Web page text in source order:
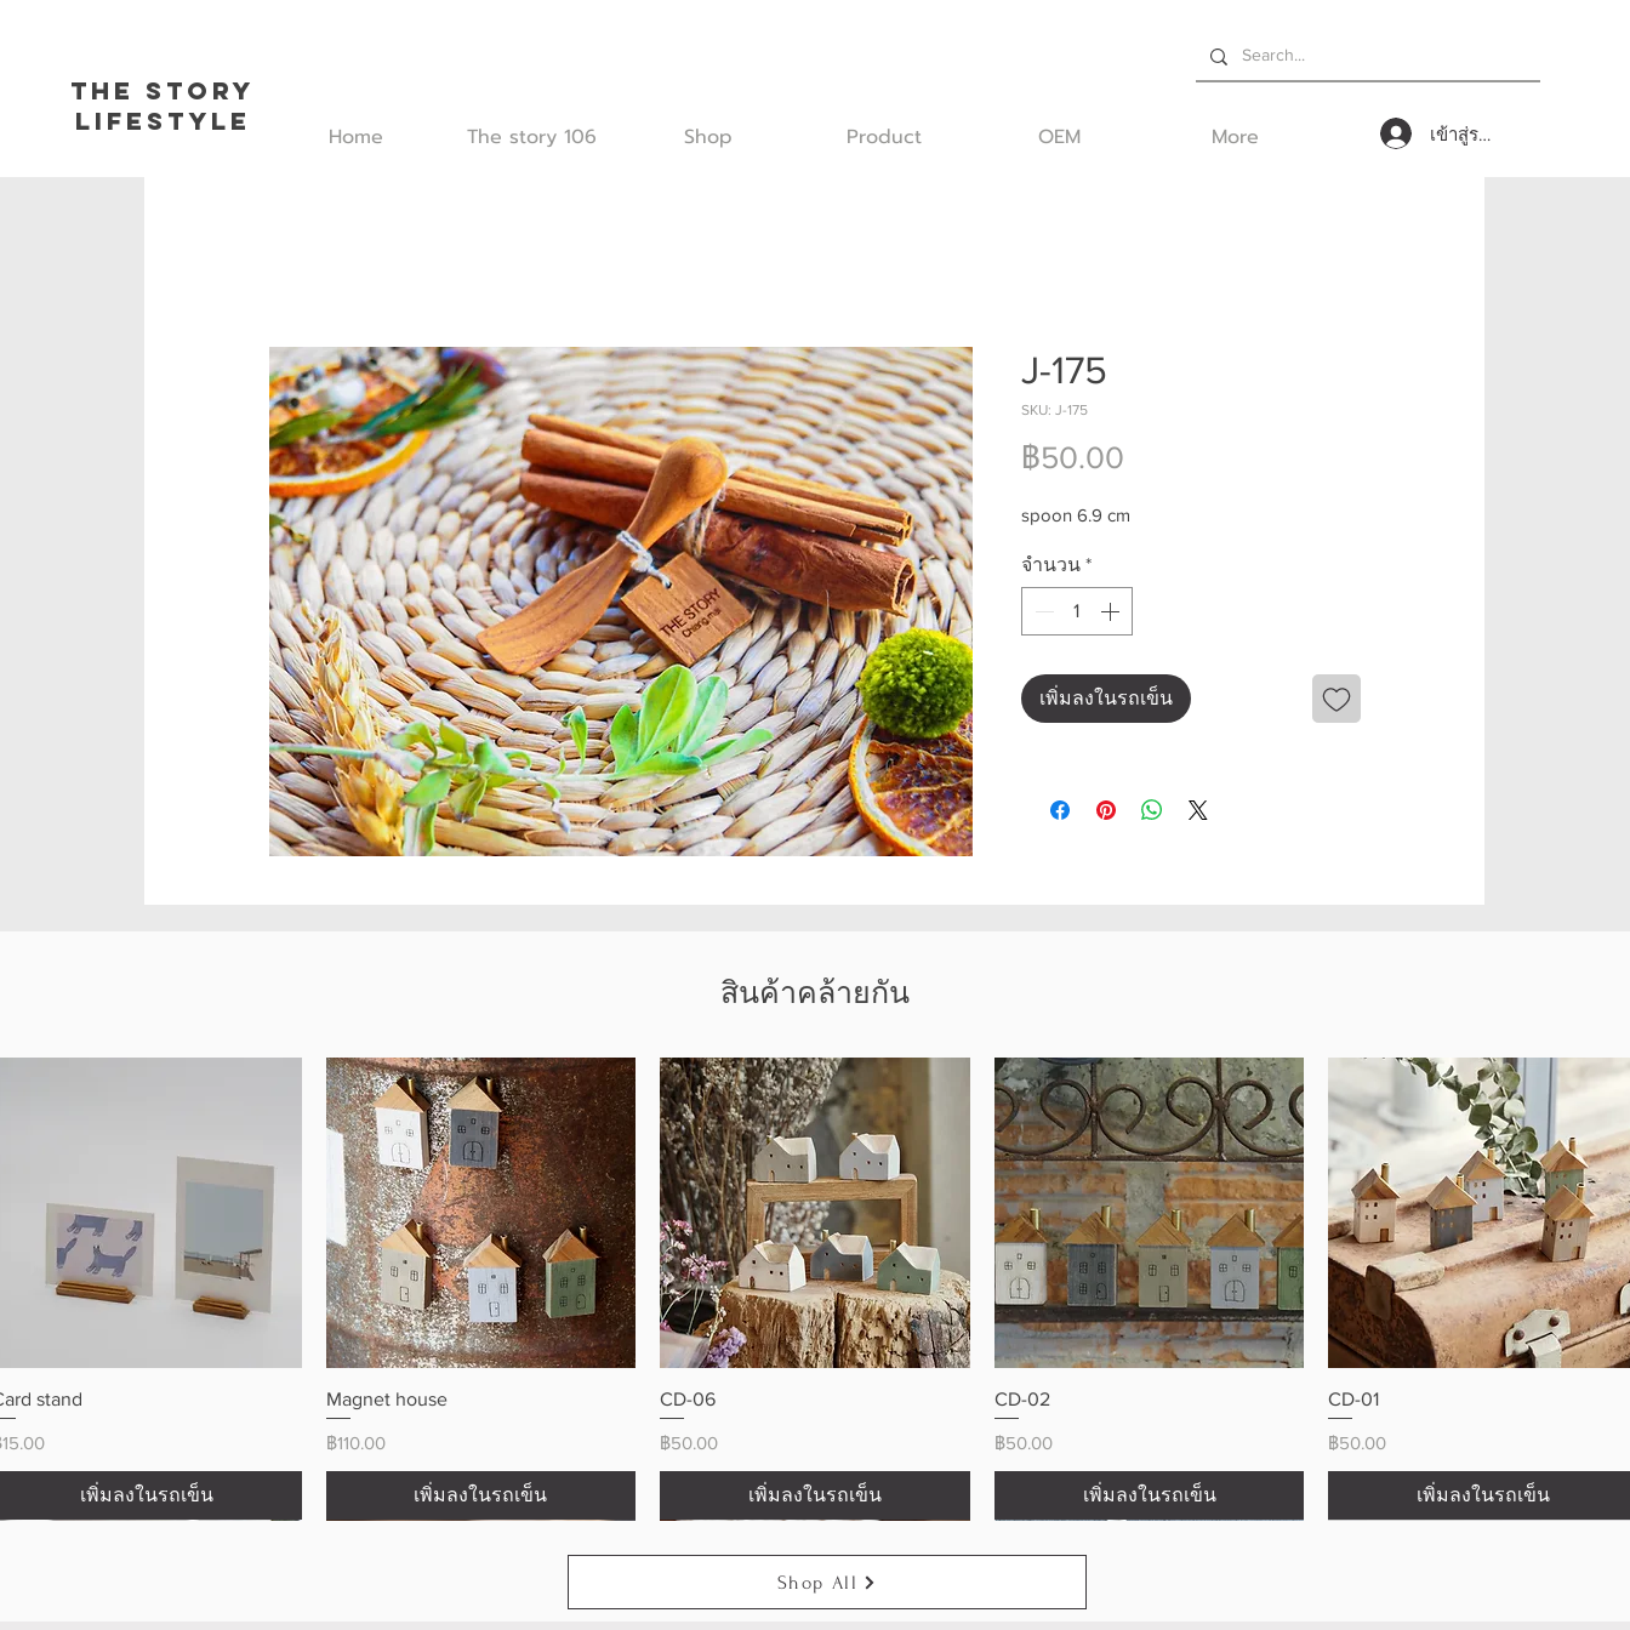
The Story
L ifestyle
Home The story 106 Shop Product OEM More เข้าสู่ระบบ
J-175
SKU: J-175
฿50.00ราคา
spoon 6.9 cm
จำนวน *
เพิ่มลงในรถเข็น
สินค้าคล้ายกัน
stand
คา
เพิ่มลงในรถเข็น
ดูข้อมูลด่วน
Magnet house
ราคา
฿110.00
เพิ่มลงในรถเข็น
CD-06
ราคา
฿50.00
เพิ่มลงในรถเข็น
CD-02
ราคา
฿50.00
เพิ่มลงในรถเข็น
CD-01
ราคา
฿50.00
เพิ่มลงในรถเข็น
Shop All